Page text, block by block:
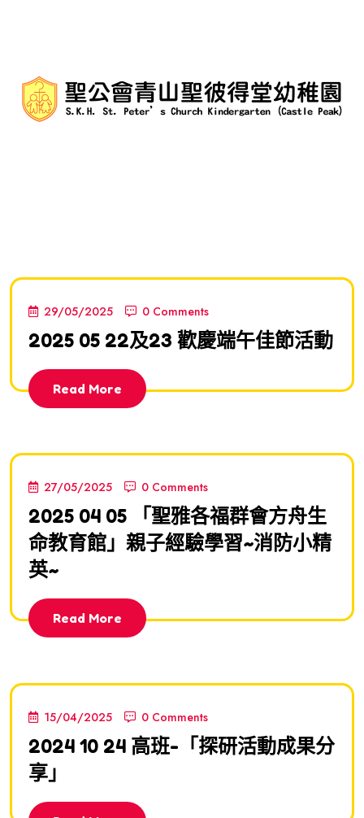
29/05/2025 0 Comments
2025 05 22及23 歡慶端午佳節活動
Read More
27/05/2025 0 Comments
2025 04 05 「聖雅各福群會方舟生
命教育館」親子經驗學習~消防小精
英~
Read More
15/04/2025 0 Comments
2024 10 24 高班-「探研活動成果分
享」